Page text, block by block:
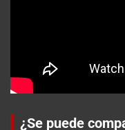
¿Se puede